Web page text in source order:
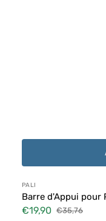
Distributeur :
PALI
Barre d'Appui pour
Prix
€19,90
Prix
€35,76